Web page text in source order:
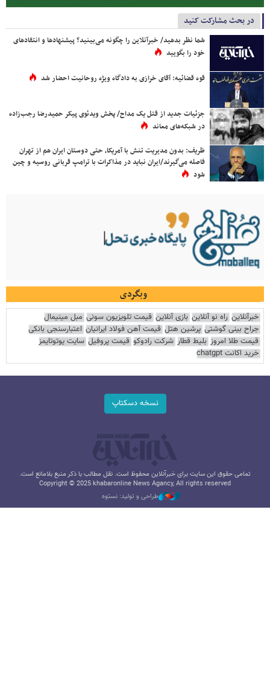
در بحث مشارکت کنید
شما نظر بدهید/ خبرآنلاین را چگونه می‌بینید؟ پیشنهادها و انتقادهای
خود را بگویید
قوه قضائیه: آقای خرازی به دادگاه ویژه روحانیت احضار شد
جزئیات جدید از قتل یک مداح/ پخش ویدئوی پیکر حمیدرضا رجب‌زاده
در شبکه‌های معاند
ظریف: بدون مدیریت تنش با آمریکا، حتی دوستان ایران هم از تهران
فاصله می‌گیرند/ایران نباید در مذاکرات با ترامپ قربانی روسیه و چین
شود
وبگردی
خبرآنلاین راه نو آنلاین بازی آنلاین قیمت تلویزیون سونی مبل مینیمال
جراح بینی گوشتی پرشین هتل قیمت آهن فولاد ایرانیان اعتبارسنجی بانکی
قیمت طلا امروز بلیط قطار شرکت رادوکو قیمت پروفیل سایت یوتوتایمز
خرید اکانت chatgpt
نسخه دسکتاپ
تمامی حقوق این سایت برای خبرآنلاین محفوظ است. نقل مطالب با ذکر منبع بلامانع است.
Copyright © 2025 khabaronline News Agancy, All rights reserved
طراحی و تولید: نستوه